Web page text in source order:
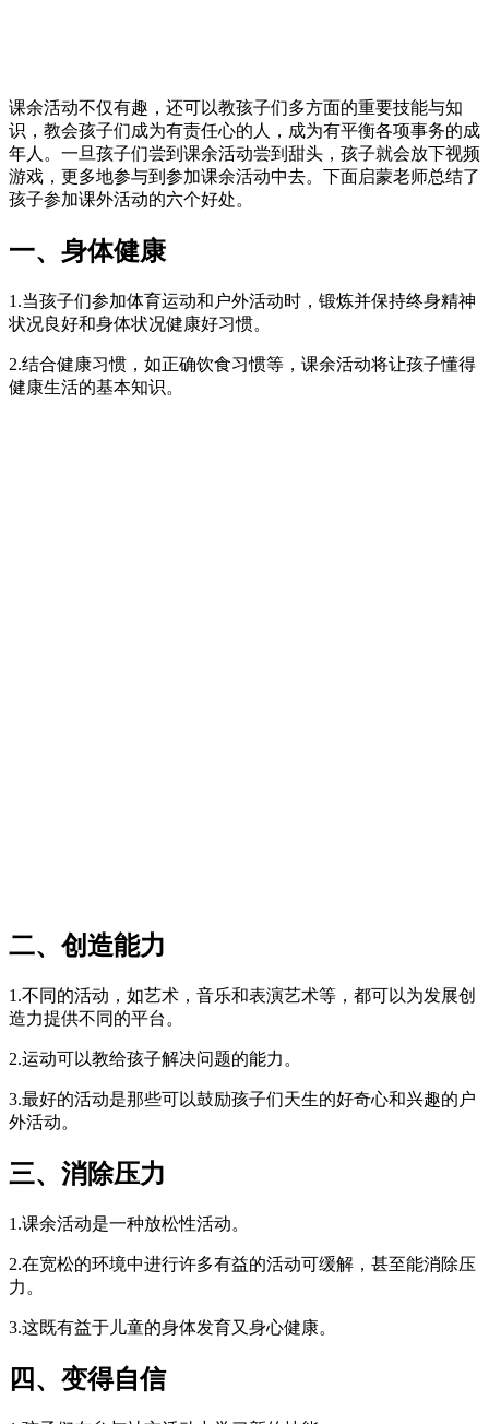
课余活动不仅有趣，还可以教孩子们多方面的重要技能与知
识，教会孩子们成为有责任心的人，成为有平衡各项事务的成
年人。一旦孩子们尝到课余活动尝到甜头，孩子就会放下视频
游戏，更多地参与到参加课余活动中去。下面启蒙老师总结了
孩子参加课外活动的六个好处。
一、身体健康
1.当孩子们参加体育运动和户外活动时，锻炼并保持终身精神
状况良好和身体状况健康好习惯。
2.结合健康习惯，如正确饮食习惯等，课余活动将让孩子懂得
健康生活的基本知识。
二、创造能力
1.不同的活动，如艺术，音乐和表演艺术等，都可以为发展创
造力提供不同的平台。
2.运动可以教给孩子解决问题的能力。
3.最好的活动是那些可以鼓励孩子们天生的好奇心和兴趣的户
外活动。
三、消除压力
1.课余活动是一种放松性活动。
2.在宽松的环境中进行许多有益的活动可缓解，甚至能消除压
力。
3.这既有益于儿童的身体发育又身心健康。
四、变得自信